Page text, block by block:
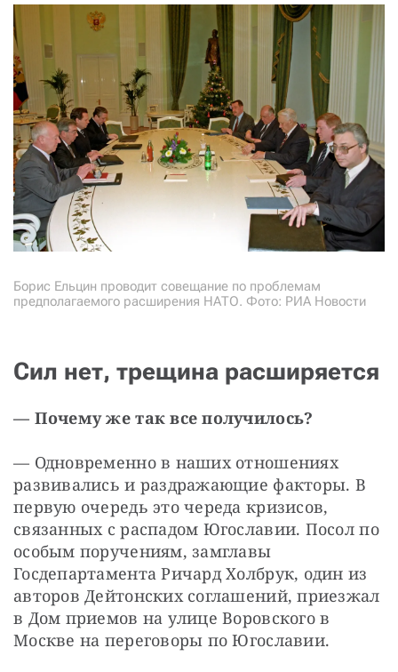
Борис Ельцин проводит совещание по проблемам
предполагаемого расширения НАТО. Фото: РИА Новости
Сил нет, трещина расширяется
— Почему же так все получилось?
— Одновременно в наших отношениях
развивались и раздражающие факторы. В
первую очередь это череда кризисов,
связанных с распадом Югославии. Посол по
особым поручениям, замглавы
Госдепартамента Ричард Холбрук, один из
авторов Дейтонских соглашений, приезжал
в Дом приемов на улице Воровского в
Москве на переговоры по Югославии.